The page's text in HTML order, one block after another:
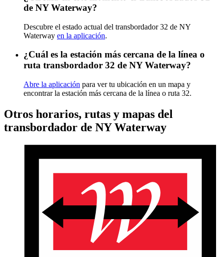
de NY Waterway?
Descubre el estado actual del transbordador 32 de NY
Waterway en la aplicación.
¿Cuál es la estación más cercana de la línea o
ruta transbordador 32 de NY Waterway?
Abre la aplicación para ver tu ubicación en un mapa y
encontrar la estación más cercana de la línea o ruta 32.
Otros horarios, rutas y mapas del
transbordador de NY Waterway